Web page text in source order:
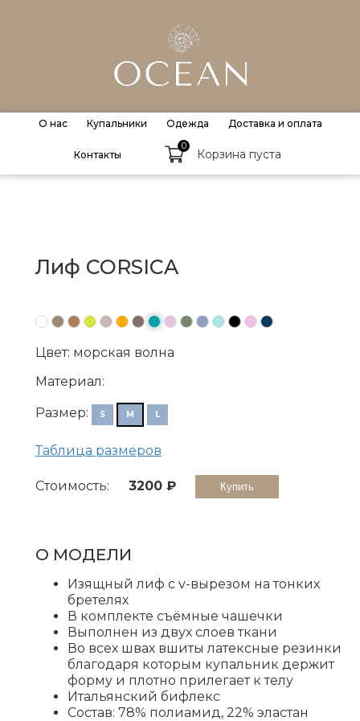
О нас Купальники Одежда Доставка и оплата
Контакты
0
Корзина пуста
Лиф CORSICA
● ● ● ● ● ● ● ● ● ● ● ● ● ● ●
Цвет: морская волна
Материал:
Размер: S M L
Таблица размеров
Стоимость: 3200
О МОДЕЛИ
Изящный лиф с v-вырезом на тонких
бретелях
В комплекте съёмные чашечки
Выполнен из двух слоев ткани
Во всех швах вшиты латексные резинки
благодаря которым купальник держит
форму и плотно прилегает к телу
Итальянский бифлекс
Состав: 78% полиамид, 22% эластан